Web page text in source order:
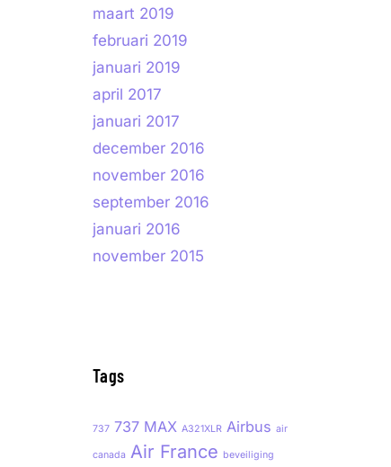
maart 2019
februari 2019
januari 2019
april 2017
januari 2017
december 2016
november 2016
september 2016
januari 2016
november 2015
Tags
737 737 MAX A321XLR Airbus air
canada Air France beveiliging